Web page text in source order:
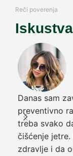
Reči poverenja
Danas sam
preventivno
treba svako
čišćenje
zdravlje i da